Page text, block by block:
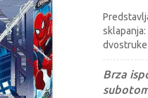
Brza